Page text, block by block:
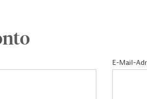
E-Mail-